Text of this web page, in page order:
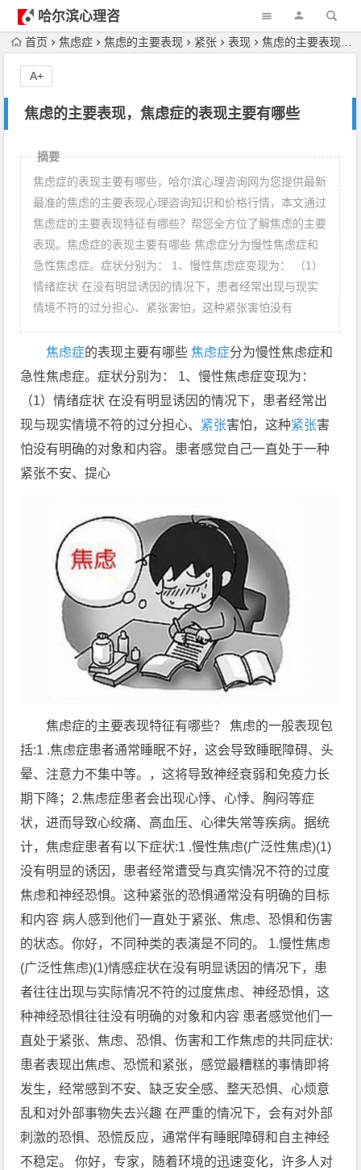
哈尔滨心理咨
询首页 焦虑症 焦虑的主要表现 紧张 表现 焦虑的主要表现，焦虑症的表现主要有哪些
焦虑的主要表现，焦虑症的表现主要有哪些
A+
摘要
焦虑症的表现主要有哪些，哈尔滨心理咨询网为您提供最新
最准的焦虑的主要表现心理咨询知识和价格行情，本文通过
焦虑症的主要表现特征有哪些？帮您全方位了解焦虑的主要
表现。焦虑症的表现主要有哪些 焦虑症分为慢性焦虑症和
急性焦虑症。症状分别为： 1、慢性焦虑症变现为： （1）
情绪症状 在没有明显诱因的情况下，患者经常出现与现实
情境不符的过分担心、紧张害怕，这种紧张害怕没有
焦虑症的表现主要有哪些焦虑症分为慢性焦虑症和
急性焦虑症。症状分别为： 1、慢性焦虑症变现为：
（1）情绪症状 在没有明显诱因的情况下，患者经常出
现与现实情境不符的过分担心、 紧张害怕，这种紧张害
怕没有明确的对象和内容。患者感觉自己一直处于一种
紧张不安、提心
焦虑症的主要表现特征有哪些？ 焦虑的一般表现包
括:1 .焦虑症患者通常睡眠不好，这会导致睡眠障碍、头
晕、注意力不集中等。，这将导致神经衰弱和免疫力长
期下降；2.焦虑症患者会出现心悸、心悸、胸闷等症
状，进而导致心绞痛、高血压、心律失常等疾病。据统
计，焦虑症患者有以下症状:1 .慢性焦虑(广泛性焦虑)(1)
没有明显的诱因，患者经常遭受与真实情况不符的过度
焦虑和神经恐惧。这种紧张的恐惧通常没有明确的目标
和内容 病人感到他们一直处于紧张、焦虑、恐惧和伤害
的状态。你好，不同种类的表演是不同的。 1.慢性焦虑
(广泛性焦虑)(1)情感症状在没有明显诱因的情况下，患
者往往出现与实际情况不符的过度焦虑、神经恐惧，这
种神经恐惧往往没有明确的对象和内容 患者感觉他们一
直处于紧张、焦虑、恐惧、伤害和工作焦虑的共同症状:
患者表现出焦虑、恐慌和紧张，感觉最糟糕的事情即将
发生，经常感到不安、缺乏安全感、整天恐惧、心烦意
乱和对外部事物失去兴趣 在严重的情况下，会有对外部
刺激的恐惧、恐慌反应，通常伴有睡眠障碍和自主神经
不稳定。 你好，专家，随着环境的迅速变化，许多人对